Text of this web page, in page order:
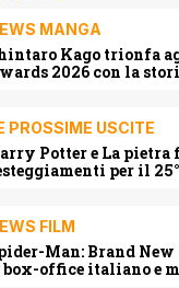
MANGA
Kago trionfa
2026 con la
PROSSIME USCITE
Potter e La pietra
per il
FILM
Man: Brand
office italiano e